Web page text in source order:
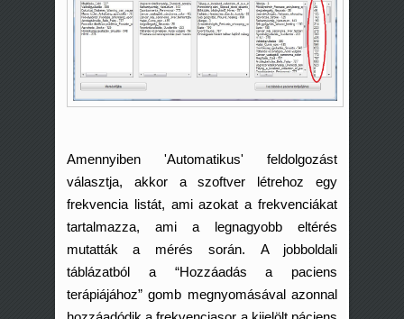
Amennyiben 'Automatikus' feldolgozást
választja, akkor a szoftver létrehoz egy
frekvencia listát, ami azokat a frekvenciákat
tartalmazza, ami a legnagyobb eltérés
mutatták a mérés során. A jobboldali
táblázatból a “Hozzáadás a paciens
terápiájához” gomb megnyomásával azonnal